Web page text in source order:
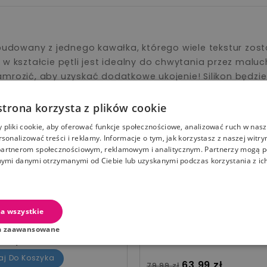
z jednego kawałka, którego wiele tekstur
kształcie pętli jest idealny do chwytania przez
aby uzyskać dodatkowe ukojenie! Silikon
maluchów ze zdrowymi owocami w młodym wieku.
PRODUKTY Z TEJ SAMEJ
08 09 49 49
Serca powder rose
Do Koszyka
-20%
korzysta z plików cookie
pliki cookie, aby oferować funkcje społecznościowe, analizować ruch w
treści i reklamy. Informacje o tym, jak korzystasz z naszej
społecznościowym, reklamowym i analitycznym. Partnerzy mogą
danymi otrzymanymi od Ciebie lub uzyskanymi podczas korzystania z
wszystkie